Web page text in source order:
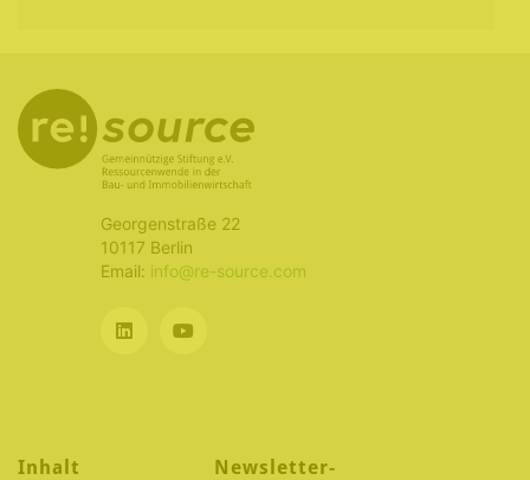
Georgenstraße 22
10117 Berlin
Email: info@re-source.com
Inhalt
Newsletter-